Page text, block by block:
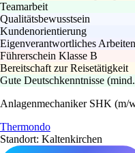
Teamarbeit
Qualitätsbewusstsein
Kundenorientierung
Eigenverantwortliches Arbeiten
Führerschein Klasse B
Bereitschaft zur Reisetätigkeit
Gute Deutschkenntnisse
Anlagenmechaniker SHK (m/
Thermondo
Standort: Kaltenkirchen